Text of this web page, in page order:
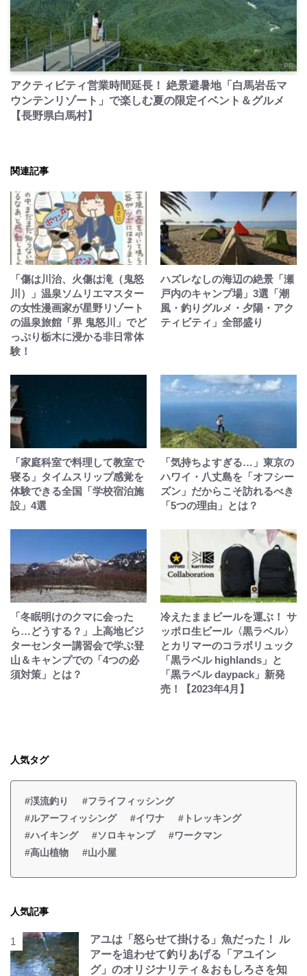
PR
アクティビティ営業時間延長！ 絶景避暑地「白馬岩岳マ
ウンテンリゾート」で楽しむ夏の限定イベント＆グルメ
【長野県白馬村】
関連記事
「傷は川治、火傷は滝（鬼怒
川）」温泉ソムリエマスター
の女性漫画家が星野リゾート
の温泉旅館「界 鬼怒川」でど
っぷり栃木に浸かる非日常体
験！
ハズレなしの海辺の絶景「瀬
戸内のキャンプ場」3選「潮
風・釣りグルメ・夕陽・アク
ティビティ」全部盛り
「家庭科室で料理して教室で
寝る」タイムスリップ感覚を
体験できる全国「学校宿泊施
設」4選
「気持ちよすぎる…」東京の
ハワイ・八丈島を「オフシー
ズン」だからこそ訪れるべき
「5つの理由」とは？
「冬眠明けのクマに会った
ら…どうする？」上高地ビジ
ターセンター講習会で学ぶ登
山＆キャンプでの「4つの必
須対策」とは？
冷えたままビールを運ぶ！ サ
ッポロ生ビール〈黒ラベル〉
とカリマーのコラボリュック
「黒ラベル highlands」と
「黒ラベル daypack」新発
売！【2023年4月】
人気タグ
#渓流釣り
#フライフィッシング
#ルアーフィッシング
#イワナ
#トレッキング
#ハイキング
#ソロキャンプ
#ワークマン
#高山植物
#山小屋
人気記事
アユは「怒らせて掛ける」魚だった！ ル
アーを追わせて釣りあげる「アユイン
グ」のオリジナリティ＆おもしろさを知